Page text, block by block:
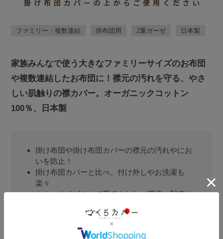
ファミリー・複数連結 掛布団用 2重ガーゼ 日本製
家族みんなで使う大きなファミリーサイズのお布団
や複数連結したお布団に！襟元の汚れを守る、やさ
しい肌触りの襟カバー。オーガニックコットン
100％、日本製
掛け布団や掛け布団カバーの襟元の汚れやにお
いを防止！
掛け布団カバーと比べ、付け外しやお洗濯も
楽々
トルコのイズミルで育てられた、環境に配慮し
昔ながらの和晒製法で、洗うほどにふっくらふ
わふわとやわらかい生地